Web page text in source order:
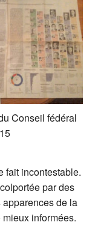
Conseil fédéral
fait incontestable.
par des
de la
informées.